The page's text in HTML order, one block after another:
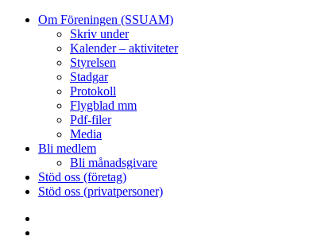
Om Föreningen (SSUAM)
Skriv under
Kalender – aktiviteter
Styrelsen
Stadgar
Protokoll
Flygblad mm
Pdf-filer
Media
Bli medlem
Bli månadsgivare
Stöd oss (företag)
Stöd oss (privatpersoner)